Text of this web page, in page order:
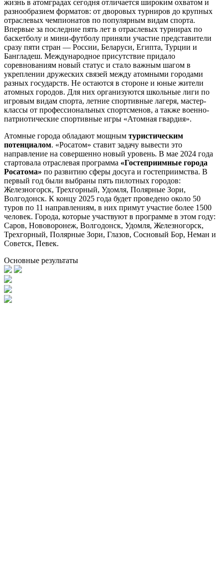
жизнь в атомградах сегодня отличается широким охватом и
разнообразием форматов: от дворовых турниров до крупных
отраслевых чемпионатов по популярным видам спорта.
Впервые за последние пять лет в отраслевых турнирах по
баскетболу и мини-футболу приняли участие представители
сразу пяти стран — России, Беларуси, Египта, Турции и
Бангладеш. Международное присутствие придало
соревнованиям новый статус и стало важным шагом в
укреплении дружеских связей между атомными городами
разных государств. Не остаются в стороне и юные жители
атомных городов. Для них организуются школьные лиги по
игровым видам спорта, летние спортивные лагеря, мастер-
классы от профессиональных спортсменов, а также военно-
патриотические спортивные игры «Атомная гвардия».
Атомные города обладают мощным туристическим
потенциалом. «Росатом» ставит задачу вывести это
направление на совершенно новый уровень. В мае 2024 года
стартовала отраслевая программа «Гостеприимные города
Росатома» по развитию сферы досуга и гостеприимства. В
первый год были выбраны пять пилотных городов:
Железногорск, Трехгорный, Удомля, Полярные Зори,
Волгодонск. К концу 2025 года будет проведено около 50
туров по 11 направлениям, в них примут участие более 1500
человек. Города, которые участвуют в программе в этом году:
Саров, Нововоронеж, Волгодонск, Удомля, Железногорск,
Трехгорный, Полярные Зори, Глазов, Сосновый Бор, Неман и
Советск, Певек.
Основные результаты